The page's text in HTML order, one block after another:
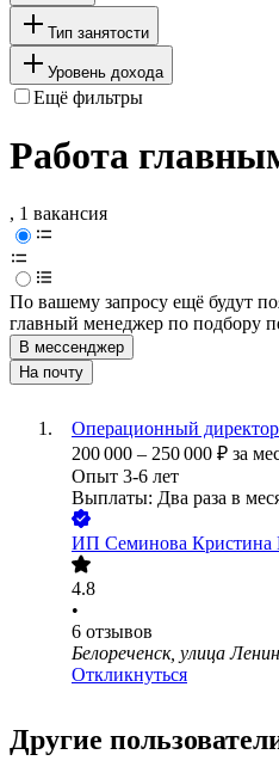
Тип занятости
Уровень дохода
Ещё фильтры
Работа
, 1 вакансия
По вашему запросу ещё будут
главный менеджер по подбору
В мессенджер
На почту
Операционный
200 000 – 250 000 ₽ за
Опыт 3-6 лет
Выплаты: Два раза в
ИП Семинова Кристина
4.8
•
6 отзывов
Белореченск, улица
Откликнуться
Другие